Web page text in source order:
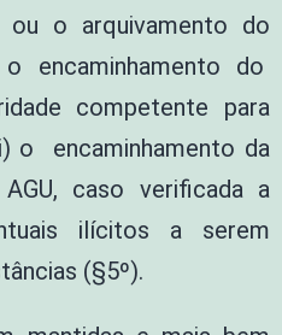
o arquivamento do
encaminhamento do
competente para
o encaminhamento da
caso verificada a
ilícitos a serem
(§5º).